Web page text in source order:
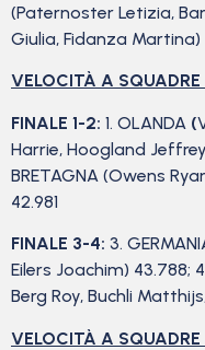
(Paternoster Letizia,
Giulia, Fidanza Martina)
VELOCITÀ A SQUADRE
FINALE 1-2: 1. OLANDA (
Harrie, Hoogland
BRETAGNA (Owens
42.981
FINALE 3-4: 3.
Eilers Joachim) 43.788;
Berg Roy, Buchli
VELOCITÀ A SQUADRE